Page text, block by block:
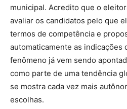
municipal. Acredito que o
avaliar os candidatos pelo que
termos de competência e
automaticamente as indicações
fenômeno já vem sendo
como parte de uma tendência
se mostra cada vez mais
escolhas.